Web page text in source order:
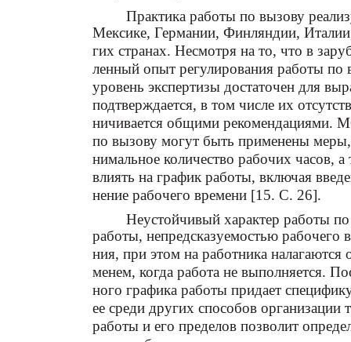
Практика работы по вызову
Мексике, Германии, Финляндии,
гих странах. Несмотря на то, что в
ленный опыт регулирования работы по
уровень экспертизы достаточен для
подтверждается, в том числе их
ничивается общими рекомендациями.
по вызову могут быть применены
нимальное количество рабочих часов,
влиять на график работы, включая
нение рабочего времени [15. С. 26].
Неустойчивый характер работы
работы, непредсказуемостью рабочего
ния, при этом на работника налагаются
менем, когда работа не выполняется.
ного графика работы придает
ее среди других способов
работы и его пределов позволит